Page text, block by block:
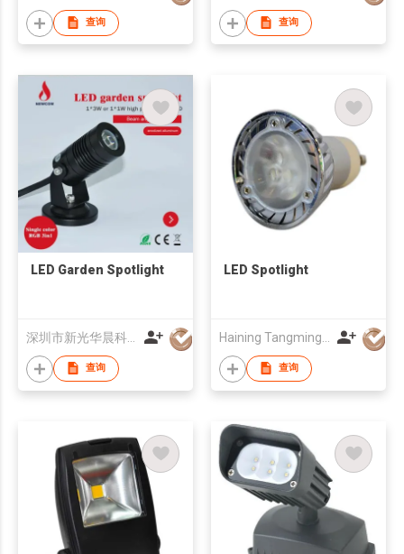
查询 查询
LED Garden Spotlight
深圳市新光华晨科技开发有限公司
查询
LED Spotlight
查询